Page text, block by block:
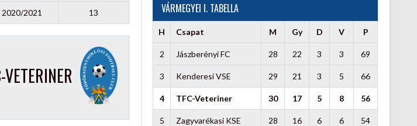
2020/2021 13
VETERINER
VÁRMEGYEI I. TABELLA
H Csapat M Gy D V P
2 Jászberényi FC 28 22 3 3 69
3 Kenderesi VSE 29 21 3 5 66
4 TFC-Veteriner 30 17 5 8 56
5 Zagyvarékasi KSE 28 16 6 6 54